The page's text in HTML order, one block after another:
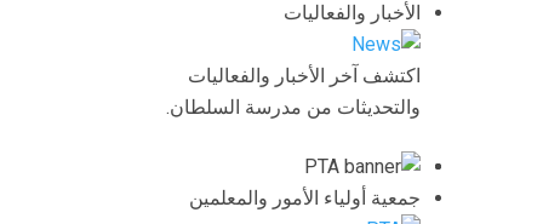
الأخبار والفعاليات
اكتشف آخر الأخبار والفعاليات
والتحديثات من مدرسة السلطان.
جمعية أولياء الأمور والمعلمين